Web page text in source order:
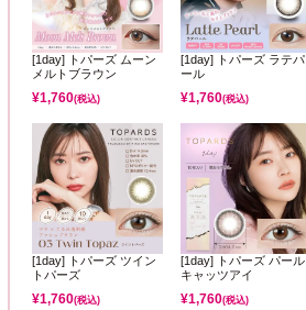
[1day] トパーズ ムーン
メルトブラウン
¥1,760(税込)
[1day] トパーズ ラテパ
ール
¥1,760(税込)
[1day] トパーズ ツイン
トパーズ
¥1,760(税込)
[1day] トパーズ パール
キャッツアイ
¥1,760(税込)